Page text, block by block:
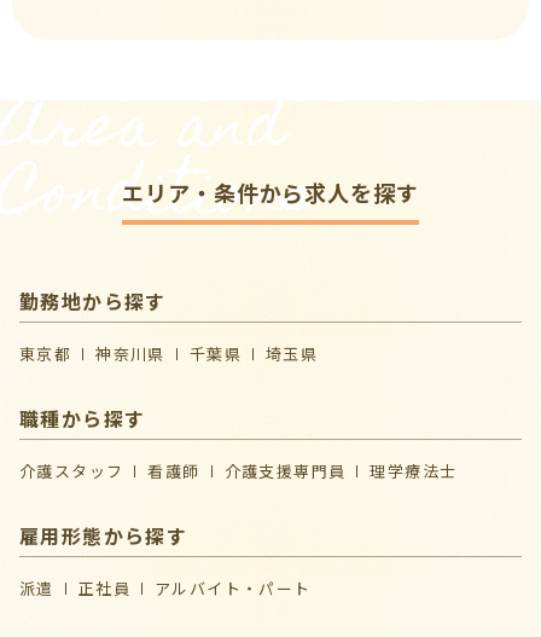
Area and
Conditions
エリア・条件から求人を探す
勤務地から探す
東京都 神奈川県 千葉県 埼玉県
職種から探す
介護スタッフ 看護師 介護支援専門員 理学療法士
雇用形態から探す
派遣 正社員 アルバイト・パート